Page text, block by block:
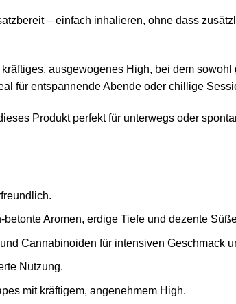
– einfach inhalieren, ohne dass
ausgewogenes High, bei dem
für entspannende Abende oder chillige
Produkt perfekt für unterwegs oder
Aromen, erdige Tiefe und dezente
Cannabinoiden für intensiven Geschmack
Nutzung.
mit kräftigem, angenehmem High.